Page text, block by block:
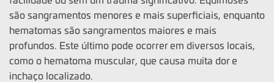
são sangramentos menores e mais superficiais, enquanto
hematomas são sangramentos maiores e mais
profundos. Este último pode ocorrer em diversos locais,
como o hematoma muscular, que causa muita dor e
inchaço localizado.